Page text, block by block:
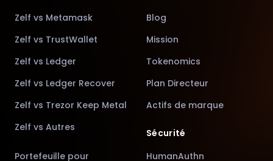
Zelf vs Metamask
Zelf vs TrustWallet
Zelf vs Ledger
Zelf vs Ledger Recover
Zelf vs Trezor Keep Metal
Zelf vs Autres
Portefeuille pour
Blog
Mission
Tokenomics
Plan Directeur
Actifs de marque
Sécurité
HumanAuthn